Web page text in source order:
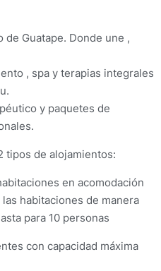
Guatape. Donde une ,
, spa y terapias integrales
y paquetes de
tipos de alojamientos:
en acomodación
habitaciones de manera
para 10 personas
con capacidad máxima